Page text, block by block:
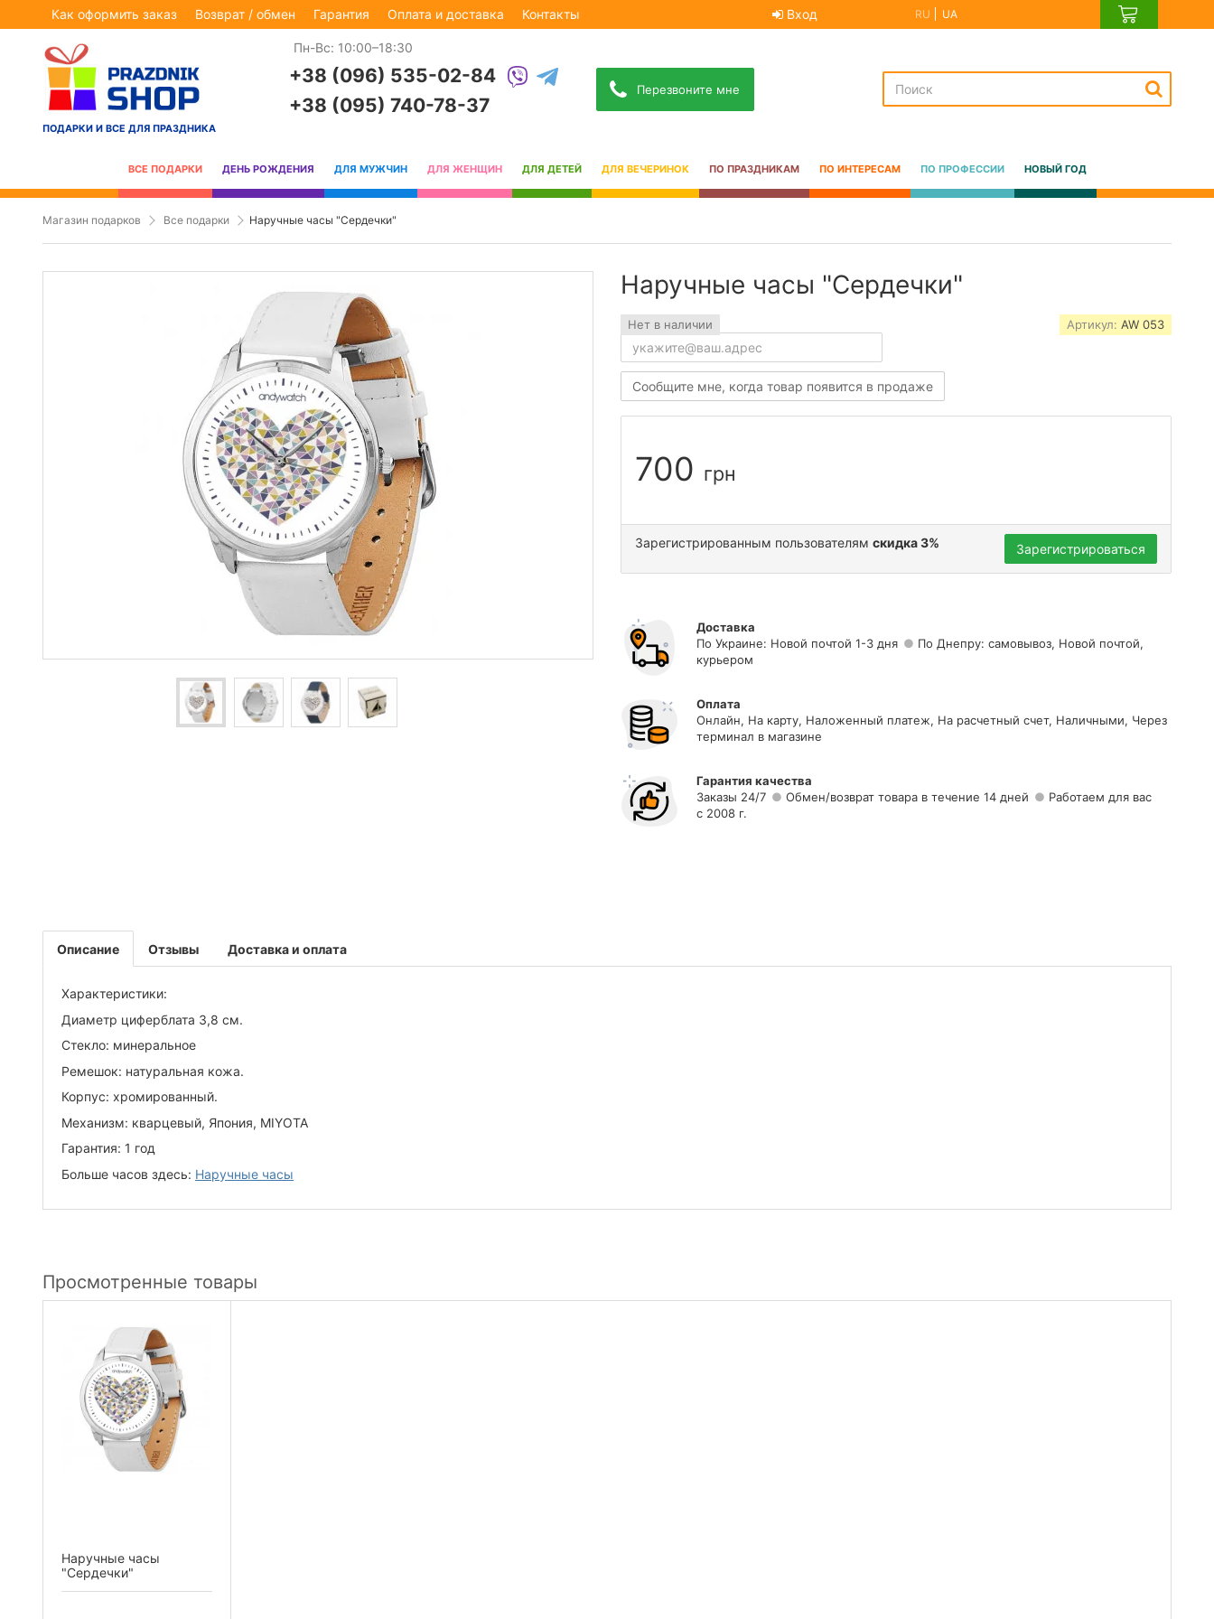
Как оформить заказ Возврат / обмен Гарантия Оплата и доставка Контакты Вход RU UA
ПОДАРКИ И ВСЕ ДЛЯ ПРАЗДНИКА
Пн-Вс: 10:00–18:30
+38 (096) 535-02-84
+38 (095) 740-78-37
Перезвоните мне
ВСЕ ПОДАРКИ ДЕНЬ РОЖДЕНИЯ ДЛЯ МУЖЧИН ДЛЯ ЖЕНЩИН ДЛЯ ДЕТЕЙ ДЛЯ ВЕЧЕРИНОК ПО ПРАЗДНИКАМ ПО ИНТЕРЕСАМ ПО ПРОФЕССИИ НОВЫЙ ГОД
Магазин подарков Все подарки Наручные часы "Сердечки"
Наручные часы "Сердечки"
Нет в наличии
Сообщите мне, когда товар появится в продаже
Артикул:AW 053
700 грн
Зарегистрированным пользователям скидка 3% Зарегистрироваться
Доставка
По Украине: Новой почтой 1-3 дня
По Днепру: самовывоз, Новой почтой,
курьером
Оплата
Онлайн, На карту, Наложенный платеж, На расчетный счет, Наличными, Через
терминал в магазине
Гарантия качества
Заказы 24/7
Обмен/возврат товара в течение 14 дней
Работаем для вас
с 2008 г.
Описание
Характеристики:
Диаметр циферблата 3,8 см.
Стекло: минеральное
Ремешок: натуральная кожа.
Корпус: хромированный.
Механизм: кварцевый, Япония, MIYOTA
Гарантия: 1 год
Больше часов здесь: Наручные часы
Отзывы Доставка и оплата
Просмотренные товары
Наручные часы
"Сердечки"